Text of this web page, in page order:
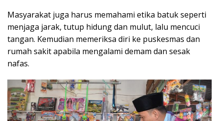
Masyarakat juga harus memahami etika batuk seperti
menjaga jarak, tutup hidung dan mulut, lalu mencuci
tangan. Kemudian memeriksa diri ke puskesmas dan
rumah sakit apabila mengalami demam dan sesak
nafas.